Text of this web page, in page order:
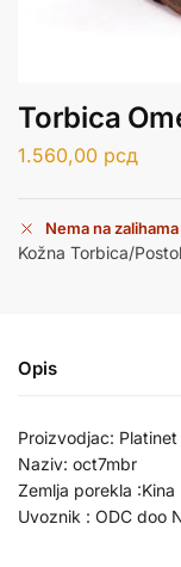
Torbica
1.560,00 рсд
Nema na zalihama
Kožna Torbica/
Opis
Proizvodjac: Platinet
Naziv: oct7mbr
Zemlja porekla :Kina
Uvoznik : ODC doo